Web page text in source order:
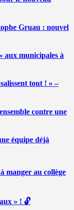
Gruau : nouvel
aux municipales à
tout ! » –
contre une
équipe déjà
manger au collège
» ! 🔓